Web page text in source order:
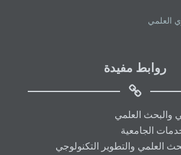
العلمي
روابط مفيدة
والبحث العلمي
الجامعية
العلمي والتطوير التكنولوجي